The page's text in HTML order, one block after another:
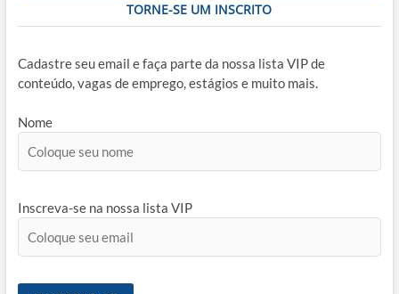
TORNE-SE UM INSCRITO
Cadastre seu email e faça parte da nossa lista VIP de
conteúdo, vagas de emprego, estágios e muito mais.
Nome
Inscreva-se na nossa lista VIP